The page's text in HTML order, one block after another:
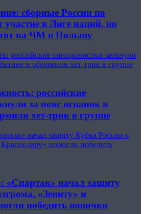
сборные России по
участие в Лиге наций, но
на ЧМ в Польшу
российские синхронистки заткнули
и оформили хет-трик в группе
российские
за пояс испанок в
хет-трик в группе
начал защиту Кубка России с
помогли победить
«Спартак» начал защиту
«Зениту» и
победить новички